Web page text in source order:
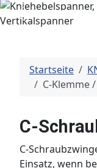
Previous
Startseite
C-Klemme
C-
C-
Einsatz, wenn